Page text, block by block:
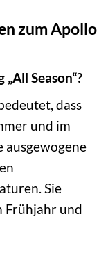
zum Apollo
Season“?
dass
und im
ausgewogene
Sie
Frühjahr und